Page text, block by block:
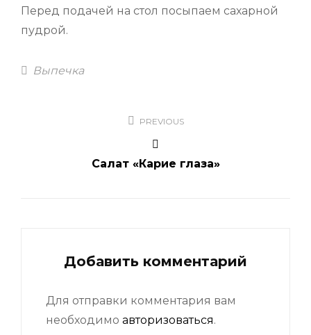
Перед подачей на стол посыпаем сахарной
пудрой.
Categories
Выпечка
Навигация
записям
PREVIOUS
Салат «Карие глаза»
Добавить комментарий
Для отправки комментария вам
необходимо авторизоваться.